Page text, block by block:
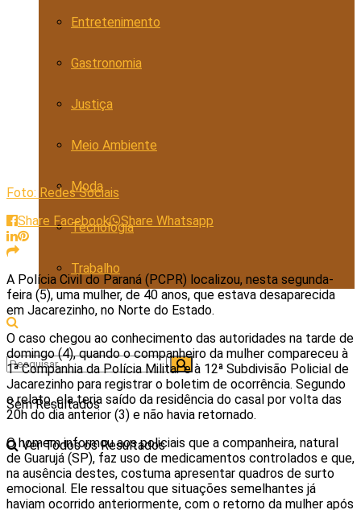
Entretenimento
Gastronomia
Justiça
Meio Ambiente
Moda
Tecnologia
Trabalho
Sem Resultados
Ver Todos os Resultados
Foto: Redes Sociais
Share Facebook
Share Whatsapp
A Polícia Civil do Paraná (PCPR) localizou, nesta segunda-
feira (5), uma mulher, de 40 anos, que estava desaparecida
em Jacarezinho, no Norte do Estado.
O caso chegou ao conhecimento das autoridades na tarde de
domingo (4), quando o companheiro da mulher compareceu à
1ª Companhia da Polícia Militar e à 12ª Subdivisão Policial de
Jacarezinho para registrar o boletim de ocorrência. Segundo
o relato, ela teria saído da residência do casal por volta das
20h do dia anterior (3) e não havia retornado.
O homem informou aos policiais que a companheira, natural
de Guarujá (SP), faz uso de medicamentos controlados e que,
na ausência destes, costuma apresentar quadros de surto
emocional. Ele ressaltou que situações semelhantes já
haviam ocorrido anteriormente, com o retorno da mulher após